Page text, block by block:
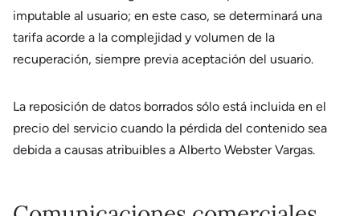
imputable al usuario; en este caso, se determinará una
tarifa acorde a la complejidad y volumen de la
recuperación, siempre previa aceptación del usuario.
La reposición de datos borrados sólo está incluida en el
precio del servicio cuando la pérdida del contenido sea
debida a causas atribuibles a Alberto Webster Vargas.